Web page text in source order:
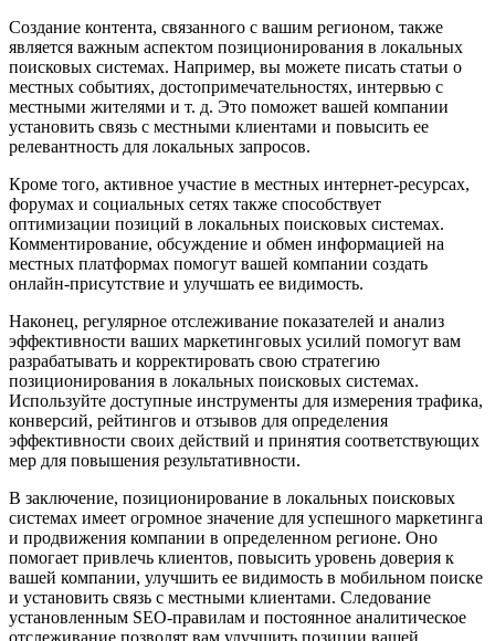
Создание контента, связанного с вашим регионом, также
является важным аспектом позиционирования в локальных
поисковых системах. Например, вы можете писать статьи о
местных событиях, достопримечательностях, интервью с
местными жителями и т. д. Это поможет вашей компании
установить связь с местными клиентами и повысить ее
релевантность для локальных запросов.
Кроме того, активное участие в местных интернет-ресурсах,
форумах и социальных сетях также способствует
оптимизации позиций в локальных поисковых системах.
Комментирование, обсуждение и обмен информацией на
местных платформах помогут вашей компании создать
онлайн-присутствие и улучшать ее видимость.
Наконец, регулярное отслеживание показателей и анализ
эффективности ваших маркетинговых усилий помогут вам
разрабатывать и корректировать свою стратегию
позиционирования в локальных поисковых системах.
Используйте доступные инструменты для измерения трафика,
конверсий, рейтингов и отзывов для определения
эффективности своих действий и принятия соответствующих
мер для повышения результативности.
В заключение, позиционирование в локальных поисковых
системах имеет огромное значение для успешного маркетинга
и продвижения компании в определенном регионе. Оно
помогает привлечь клиентов, повысить уровень доверия к
вашей компании, улучшить ее видимость в мобильном поиске
и установить связь с местными клиентами. Следование
установленным SEO-правилам и постоянное аналитическое
отслеживание позволят вам улучшить позиции вашей